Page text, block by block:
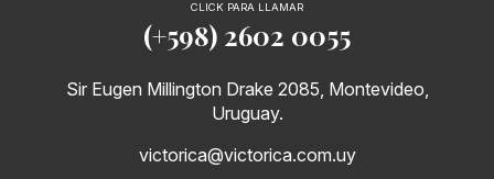
Sir Eugen Millington Drake 2085, Montevideo,
Uruguay.
victorica@victorica.com.uy
CLICK PARA LLAMAR
(+598) 2602 0055